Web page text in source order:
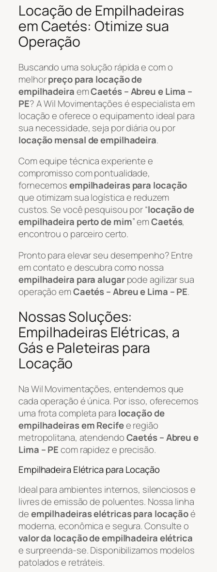
Locação de Empilhadeiras
em Caetés: Otimize sua
Operação
Buscando uma solução rápida e com o
melhorpreço para locação de
empilhadeiraemCaetés – Abreu e Lima –
PE? A Wil Movimentações é especialista em
locação e oferece o equipamento ideal para
sua necessidade, seja por diária ou por
locação mensal de empilhadeira.
Com equipe técnica experiente e
compromisso com pontualidade,
fornecemosempilhadeiras para locação
que otimizam sua logística e reduzem
custos. Se você pesquisou por “locação de
empilhadeira perto de mim” emCaetés,
encontrou o parceiro certo.
Pronto para elevar seu desempenho? Entre
em contato e descubra como nossa
empilhadeira para alugarpode agilizar sua
operação emCaetés – Abreu e Lima – PE.
Nossas Soluções:
Empilhadeiras Elétricas, a
Gás e Paleteiras para
Locação
Na Wil Movimentações, entendemos que
cada operação é única. Por isso, oferecemos
uma frota completa para locação de
empilhadeiras em Recifee região
metropolitana, atendendoCaetés – Abreu e
Lima – PEcom rapidez e precisão.
Empilhadeira Elétrica para Locação
Ideal para ambientes internos, silenciosos e
livres de emissão de poluentes. Nossa linha
deempilhadeiras elétricas para locaçãoé
moderna, econômica e segura. Consulte o
valor da locação de empilhadeira elétrica
e surpreenda-se. Disponibilizamos modelos
patolados e retráteis.